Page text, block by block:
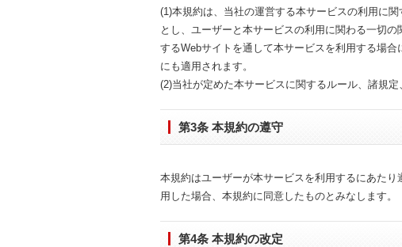
(1)本規約は、当社の運営する本サービスの利用に
とし、ユーザーと本サービスの利用に関わる一切
するWebサイトを通して本サービスを利用する場
にも適用されます。
(2)当社が定めた本サービスに関するルール、諸規
第3条 本規約の遵守
本規約はユーザーが本サービスを利用するにあた
用した場合、本規約に同意したものとみなします。
第4条 本規約の改定